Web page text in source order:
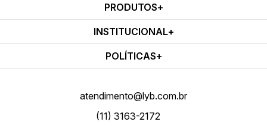
PRODUTOS
INSTITUCIONAL
POLÍTICAS
atendimento@lyb.com.br
(11) 3163-2172